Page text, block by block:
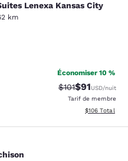
Lenexa Kansas
Lenexa Kansas City
km
commentaires
Économiser 10 %
Tarif barré :
$101Tarif réduit :
$91USD/nuit
Tarif de membre
Afficher les
$106 Total